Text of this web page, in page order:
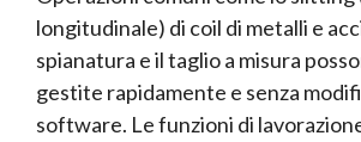
longitudinale) di coil di metalli e
spianatura e il taglio a misura
gestite rapidamente e senza
software. Le funzioni di